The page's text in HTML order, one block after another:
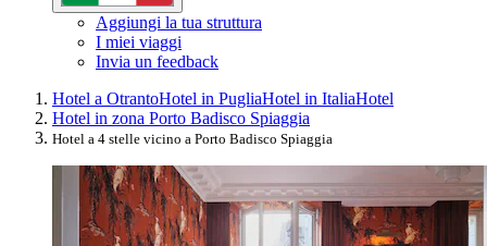
Aggiungi la tua struttura
I miei viaggi
Invia un feedback
Hotel a OtrantoHotel in PugliaHotel in ItaliaHotel
Hotel in zona Porto Badisco Spiaggia
Hotel a 4 stelle vicino a Porto Badisco Spiaggia